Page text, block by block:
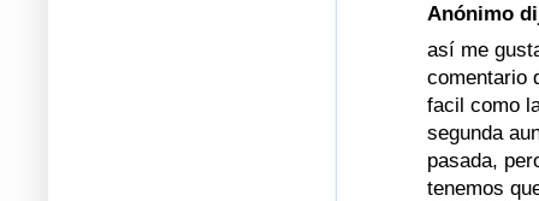
Anónimo
así me
comentario
facil como
segunda
pasada,
tenemos